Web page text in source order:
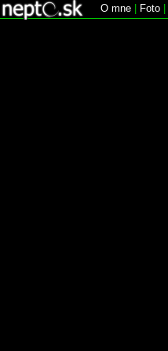
O mne Foto